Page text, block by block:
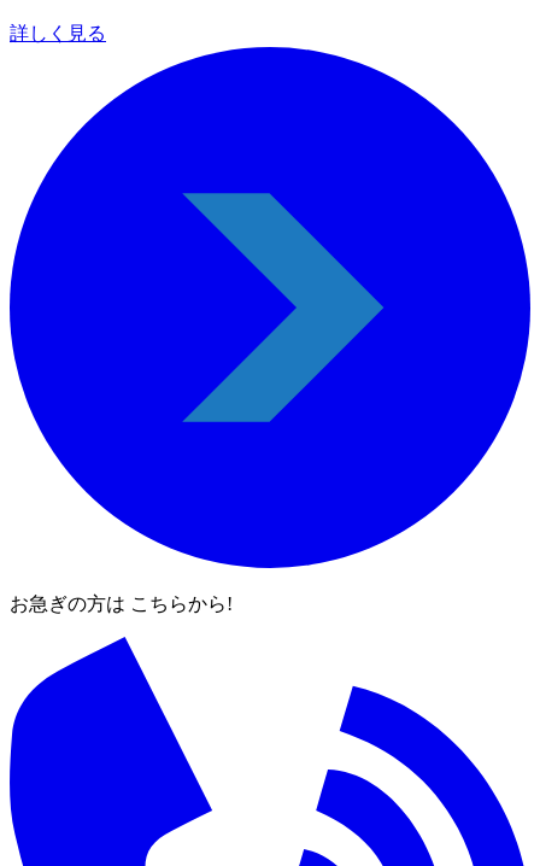
詳しく見る
お急ぎの方は こちらから!